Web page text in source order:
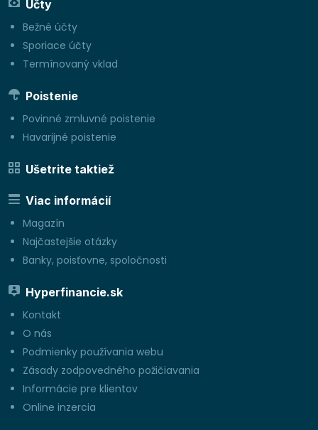
Účty
Bežné účty
Sporiace účty
Termínovaný vklad
Poistenie
Povinné zmluvné poistenie
Havarijné poistenie
Ušetrite taktiež
Viac informácií
Magazín
Najčastejšie otázky
Banky, poisťovne, spoločnosti
Hyperfinancie.sk
Kontakt
O nás
Podmienky používania webu
Zásady zodpovedného požičiavania
Informácie pre klientov
Online inzercia